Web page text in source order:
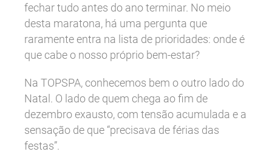
fechar tudo antes do ano terminar. No meio
desta maratona, há uma pergunta que
raramente entra na lista de prioridades: onde é
que cabe o nosso próprio bem-estar?
Na TOPSPA, conhecemos bem o outro lado do
Natal. O lado de quem chega ao fim de
dezembro exausto, com tensão acumulada e a
sensação de que “precisava de férias das
festas”.